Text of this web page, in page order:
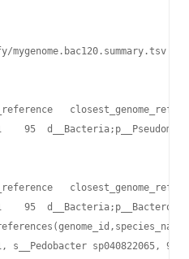
mygenome.bac120.summary.tsv   #
95
95
s__Pedobacter sp040822065,